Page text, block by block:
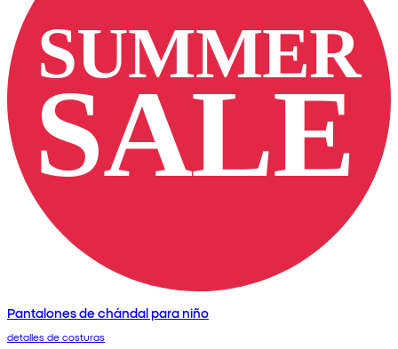
Pantalones de chándal para niño
detalles de costuras